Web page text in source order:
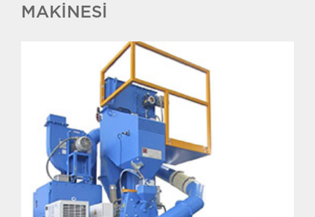
MAKİNESİ